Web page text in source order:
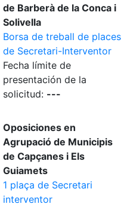
de Barberà de la Conca i
Solivella
Borsa de treball de places
de Secretari-Interventor
Fecha límite de
presentación de la
solicitud: ---
Oposiciones en
Agrupació de Municipis
de Capçanes i Els
Guiamets
1 plaça de Secretari
interventor